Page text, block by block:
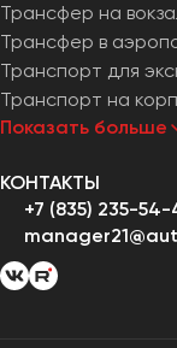
Трансфер на
Трансфер в
Транспорт для
Транспорт на
Показать больше
КОНТАКТЫ
+7 (835) 235-54-